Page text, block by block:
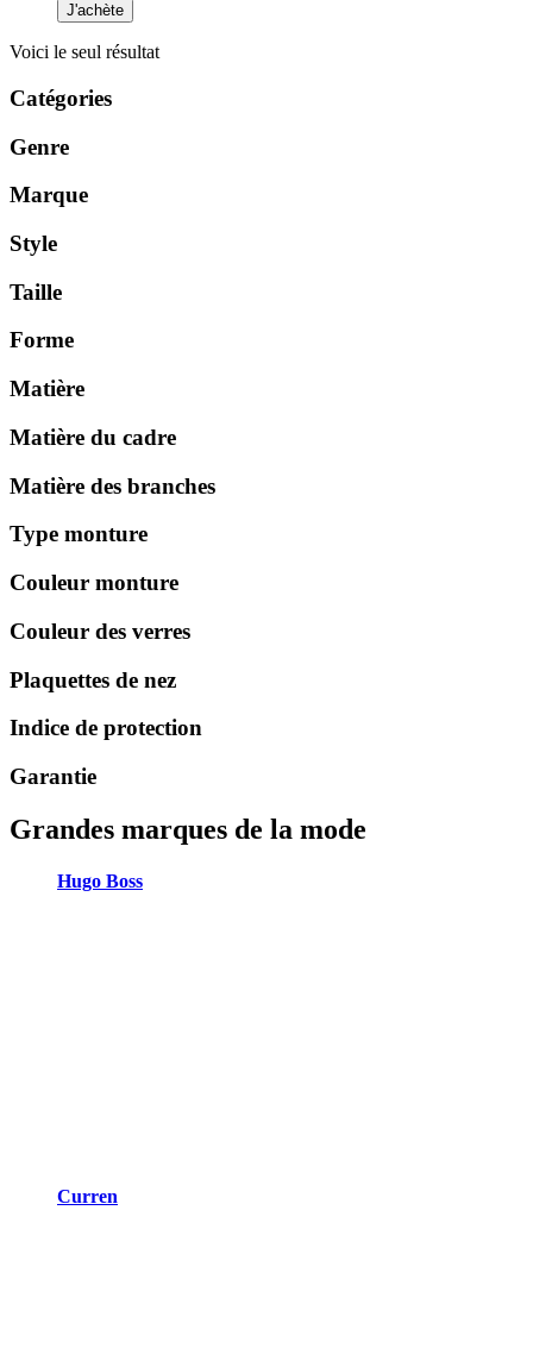
J'achète
Voici le seul résultat
Catégories
Genre
Marque
Style
Taille
Forme
Matière
Matière du cadre
Matière des branches
Type monture
Couleur monture
Couleur des verres
Plaquettes de nez
Indice de protection
Garantie
Grandes marques de la mode
Hugo Boss
Curren